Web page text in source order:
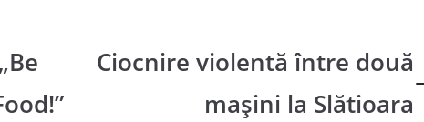
Ciocnire violentă între două
mașini la Slătioara